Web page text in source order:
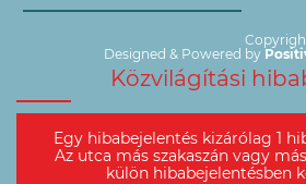
Designed & Powered by
Közvilágítási
Egy hibabejelentés kizárólag 1
Az utca más szakaszán vagy
külön hibabejelentésben